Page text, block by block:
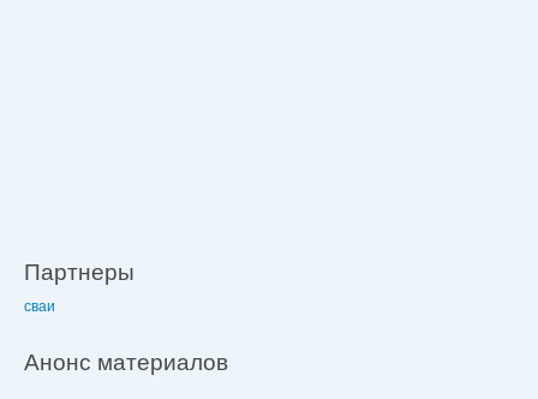
Партнеры
сваи
Анонс материалов